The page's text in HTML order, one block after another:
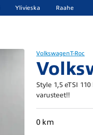
Ylivieska Raahe
VolkswagenT-Roc
Style 1,5 eTSI
varusteet!!
0 km